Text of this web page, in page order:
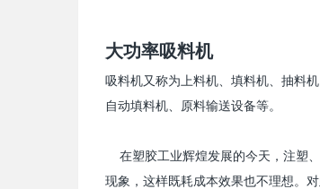
大功率吸料机
吸料机又称为上料机、填料机、抽料
自动填料机、原料输送设备等。
在塑胶工业辉煌发展的今天，注塑
现象，这样既耗成本效果也不理想。